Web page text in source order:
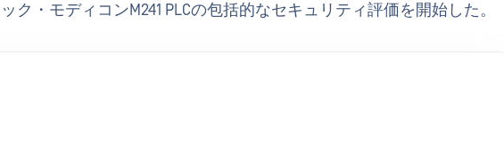
ク・モディコンM241 PLCの包括的なセキュリティ評価を開始した。